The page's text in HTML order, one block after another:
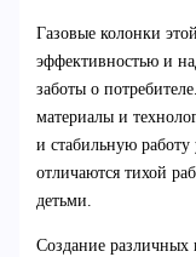
Газовые колонки
эффективностью и
заботы о
материалы и
и стабильную
отличаются тихой
детьми.
Создание различных